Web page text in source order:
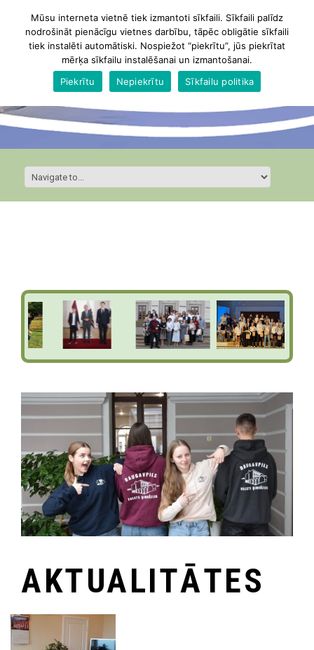
AKTUALITĀTES
Mūsu interneta vietnē tiek izmantoti sīkfaili. Sīkfaili palīdz
nodrošināt pienācīgu vietnes darbību, tāpēc obligātie sīkfaili
tiek instalēti automātiski. Nospiežot “piekrītu”, jūs piekrītat
mērķa sīkfailu instalēšanai un izmantošanai.
Piekrītu
Nepiekrītu Sīkfailu politika